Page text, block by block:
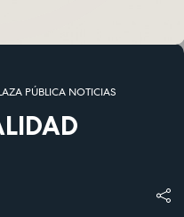
PÚBLICA NOTICIAS